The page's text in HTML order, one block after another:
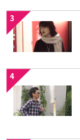
3
4